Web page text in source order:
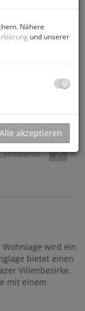
wird ein
bietet einen
Villenbezirke.
mit einem
Nähere
und unserer
Alle akzeptieren